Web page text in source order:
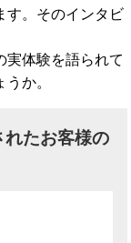
す。そのインタビ
実体験を語られて
か。
たお客様の